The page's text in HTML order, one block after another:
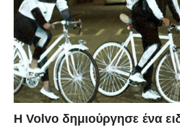
Η Volvo δημιούργησε ένα